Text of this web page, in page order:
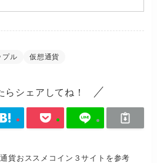
プル 仮想通貨
らシェアしてね！
貨おススメコイン３サイトを参考